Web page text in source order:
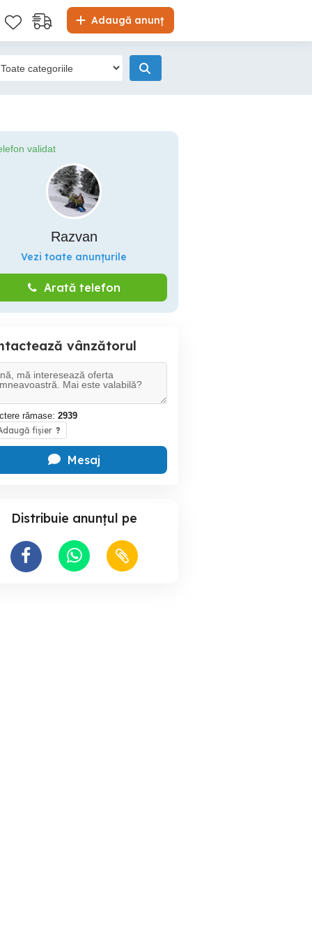
Adaugă anunț
validat
Razvan
Vezi toate anunțurile
Arată telefon
vânzătorul
rămase: 2939
fișier ?
Mesaj
Distribuie anunțul pe